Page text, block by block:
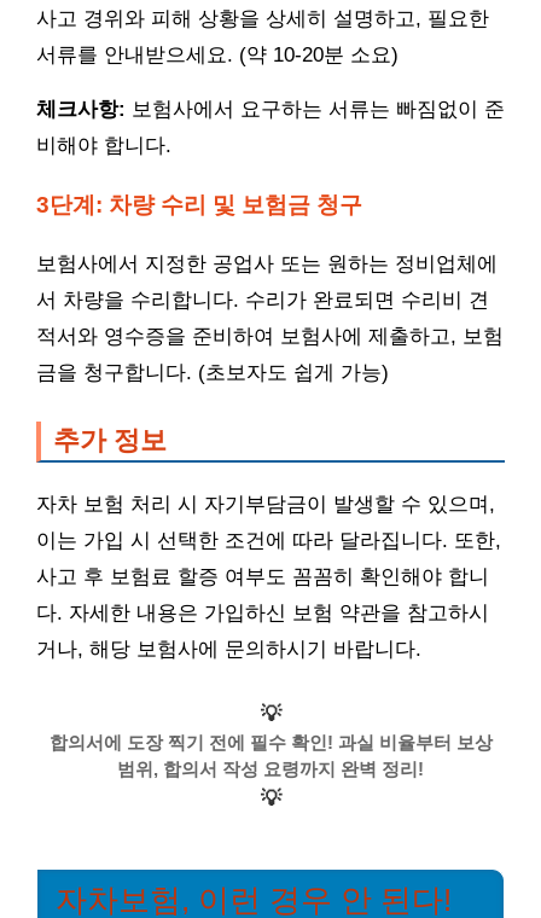
사고 경위와 피해 상황을 상세히 설명하고, 필요한
서류를 안내받으세요. (약 10-20분 소요)
체크사항: 보험사에서 요구하는 서류는 빠짐없이 준
비해야 합니다.
3단계: 차량 수리 및 보험금 청구
보험사에서 지정한 공업사 또는 원하는 정비업체에
서 차량을 수리합니다. 수리가 완료되면 수리비 견
적서와 영수증을 준비하여 보험사에 제출하고, 보험
금을 청구합니다. (초보자도 쉽게 가능)
추가 정보
자차 보험 처리 시 자기부담금이 발생할 수 있으며,
이는 가입 시 선택한 조건에 따라 달라집니다. 또한,
사고 후 보험료 할증 여부도 꼼꼼히 확인해야 합니
다. 자세한 내용은 가입하신 보험 약관을 참고하시
거나, 해당 보험사에 문의하시기 바랍니다.
💡
합의서에 도장 찍기 전에 필수 확인! 과실 비율부터 보상
범위, 합의서 작성 요령까지 완벽 정리!
💡
자차보험, 이런 경우 안 된다!